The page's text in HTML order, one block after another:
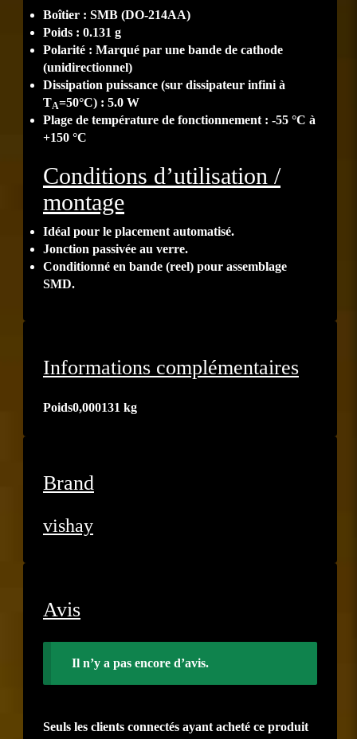
Boîtier : SMB (DO-214AA)
Poids : 0.131 g
Polarité : Marqué par une bande de cathode
(unidirectionnel)
Dissipation puissance (sur dissipateur infini à
TA=50°C) : 5.0 W
Plage de température de fonctionnement : -55 °C à
+150 °C
Conditions d’utilisation /
montage
Idéal pour le placement automatisé.
Jonction passivée au verre.
Conditionné en bande (reel) pour assemblage
SMD.
Informations complémentaires
Poids0,000131 kg
Brand
vishay
Avis
Il n’y a pas encore d’avis.
Seuls les clients connectés ayant acheté ce produit